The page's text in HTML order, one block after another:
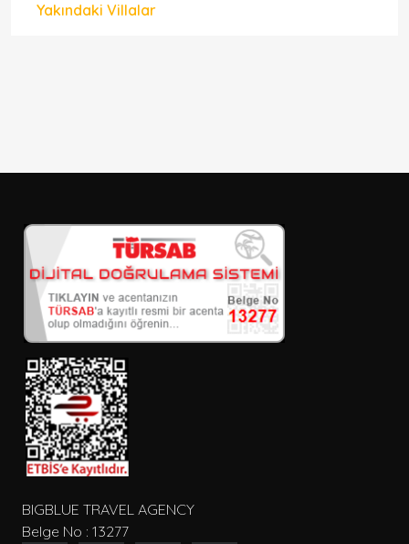
Yakındaki Villalar
BIGBLUE TRAVEL AGENCY
Belge No : 13277